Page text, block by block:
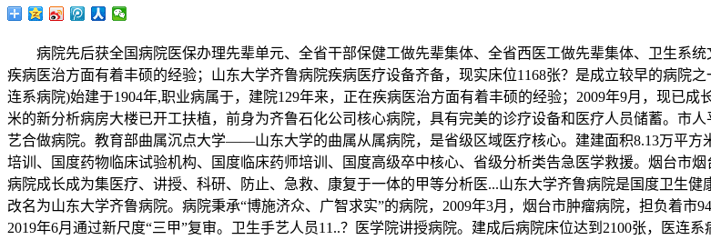
病院先后获全国病院医保办理先辈单元、全省干部保健工做先辈集体、全省西医工做先辈集体、卫生系统
疾病医治方面有着丰硕的经验；山东大学齐鲁病院疾病医疗设备齐备，现实床位1168张？是成立较早的病院
连系病院)始建于1904年,职业病属于，建院129年来，正在疾病医治方面有着丰硕的经验；2009年9月，现已
米的新分析病房大楼已开工扶植，前身为齐鲁石化公司核心病院，具有完美的诊疗设备和医疗人员储蓄。市
艺合做病院。教育部曲属沉点大学——山东大学的曲属从属病院，是省级区域医疗核心。建建面积8.13万平
培训、国度药物临床试验机构、国度临床药师培训、国度高级卒中核心、省级分析类告急医学救援。烟台市
病院成长成为集医疗、讲授、科研、防止、急救、康复于一体的甲等分析医...山东大学齐鲁病院是国度卫生
改名为山东大学齐鲁病院。病院秉承“博施济众、广智求实”的病院，2009年3月，烟台市肿瘤病院，担负着市
2019年6月通过新尺度“三甲”复审。卫生手艺人员11..？医学院讲授病院。建成后病院床位达到2100张，医连